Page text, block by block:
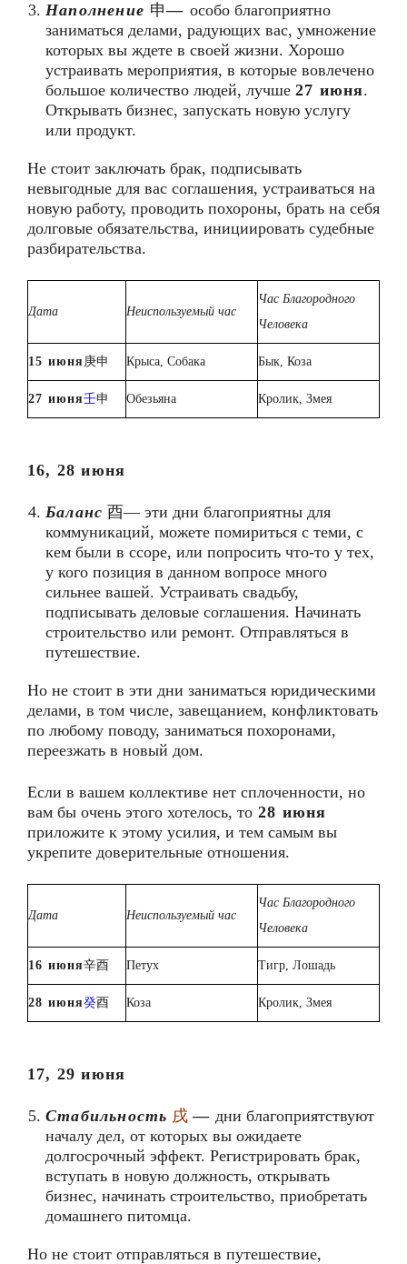
Наполнение 申— особо благоприятно
заниматься делами, радующих вас, умножение
которых вы ждете в своей жизни. Хорошо
устраивать мероприятия, в которые вовлечено
большое количество людей, лучше 27 июня.
Открывать бизнес, запускать новую услугу
или продукт.
Не стоит заключать брак, подписывать
невыгодные для вас соглашения, устраиваться на
новую работу, проводить похороны, брать на себя
долговые обязательства, инициировать судебные
разбирательства.
Дата Неиспользуемый час
Час Благородного
Человека
15 июня 庚申 Крыса, Собака Бык, Коза
27 июня壬申 Обезьяна Кролик, Змея
16, 28 июня
Баланс 酉— эти дни благоприятны для
коммуникаций, можете помириться с теми, с
кем были в ссоре, или попросить что-то у тех,
у кого позиция в данном вопросе много
сильнее вашей. Устраивать свадьбу,
подписывать деловые соглашения. Начинать
строительство или ремонт. Отправляться в
путешествие.
Но не стоит в эти дни заниматься юридическими
делами, в том числе, завещанием, конфликтовать
по любому поводу, заниматься похоронами,
переезжать в новый дом.
Если в вашем коллективе нет сплоченности, но
вам бы очень этого хотелось, то 28 июня
приложите к этому усилия, и тем самым вы
укрепите доверительные отношения.
Дата Неиспользуемый час
Час Благородного
Человека
16 июня辛酉 Петух Тигр, Лошадь
28 июня癸酉 Коза Кролик, Змея
17, 29 июня
Стабильность 戌 — дни благоприятствуют
началу дел, от которых вы ожидаете
долгосрочный эффект. Регистрировать брак,
вступать в новую должность, открывать
бизнес, начинать строительство, приобретать
домашнего питомца.
Но не стоит отправляться в путешествие,